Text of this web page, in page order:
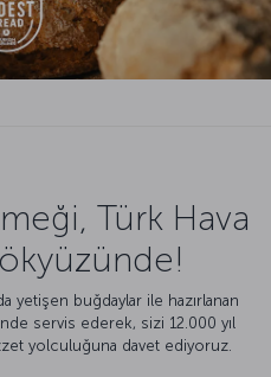
Türk Hava
yetişen buğdaylar ile hazırlanan
servis ederek, sizi 12.000 yıl
yolculuğuna davet ediyoruz.